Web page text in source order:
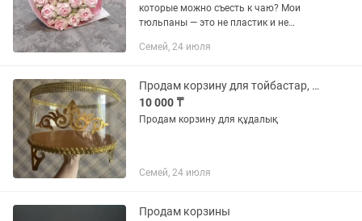
которые можно съесть к чаю? Мои
тюльпаны — это не пластик и не
зефир на основе натурального
Почему...
Семей, 24 июля
Продам корзину для тойбастар, құдалық
10 000 ₸
Продам корзину для құдалық
Семей, 24 июля
Продам корзины